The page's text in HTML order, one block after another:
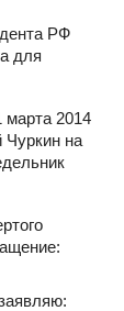
РФ
для
марта 2014
Чуркин на